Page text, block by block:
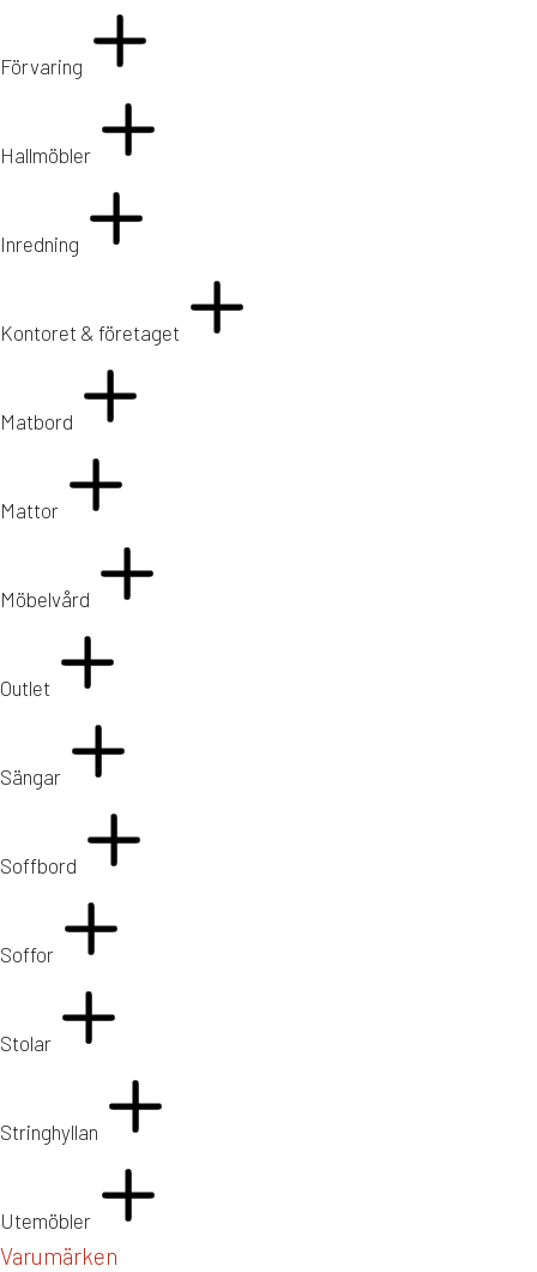
Förvaring
Hallmöbler
Inredning
Kontoret & företaget
Matbord
Mattor
Möbelvård
Outlet
Sängar
Soffbord
Soffor
Stolar
Stringhyllan
Utemöbler
Varumärken